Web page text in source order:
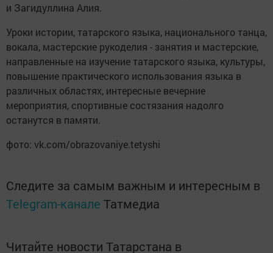
и Загидуллина Алия.
Уроки истории, татарского языка, национального танца,
вокала, мастерские рукоделия - занятия и мастерские,
направленные на изучение татарского языка, культуры,
повышение практического использования языка в
различных областях, интересные вечерние
мероприятия, спортивные состязания надолго
останутся в памяти.
фото: vk.com/obrazovaniye.tetyshi
Следите за самым важным и интересным в
Telegram-канале Татмедиа
Читайте новости Татарстана в